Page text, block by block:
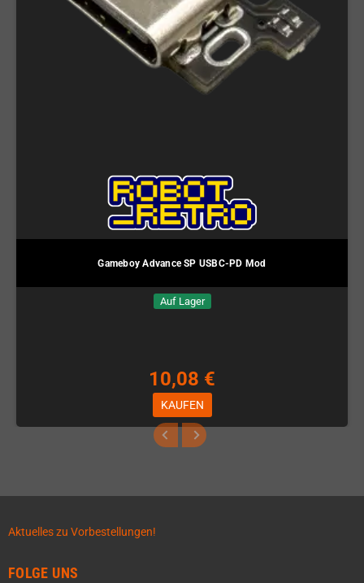
Gameboy Advance SP USBC-PD Mod
Auf Lager
10,08 €
KAUFEN
Aktuelles zu Vorbestellungen!
FOLGE UNS